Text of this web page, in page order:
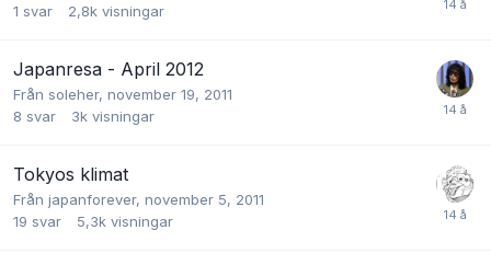
1 svar 2,8k visningar
Japanresa - April 2012
Från soleher, november 19, 2011
8 svar 3k visningar
Tokyos klimat
Från japanforever, november 5, 2011
19 svar 5,3k visningar